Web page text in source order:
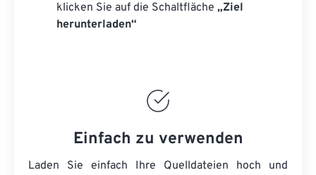
klicken Sie auf die Schaltfläche „Ziel
herunterladen“
Einfach zu verwenden
Laden Sie einfach Ihre Quelldateien hoch und